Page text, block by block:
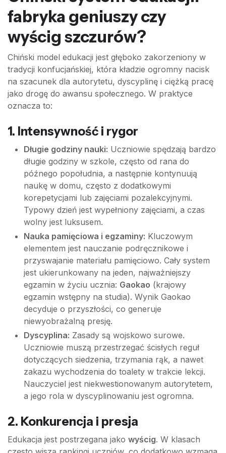
fabryka geniuszy czy
wyścig szczurów?
Chiński model edukacji jest głęboko zakorzeniony w
tradycji konfucjańskiej, która kładzie ogromny nacisk
na szacunek dla autorytetu, dyscyplinę i ciężką pracę
jako drogę do awansu społecznego. W praktyce
oznacza to:
1. Intensywność i rygor
Długie godziny nauki: Uczniowie spędzają bardzo
długie godziny w szkole, często od rana do
późnego popołudnia, a następnie kontynuują
naukę w domu, często z dodatkowymi
korepetycjami lub zajęciami pozalekcyjnymi.
Typowy dzień jest wypełniony zajęciami, a czas
wolny jest luksusem.
Nauka pamięciowa i egzaminy: Kluczowym
elementem jest nauczanie podręcznikowe i
przyswajanie materiału pamięciowo. Cały system
jest ukierunkowany na jeden, najważniejszy
egzamin w życiu ucznia: Gaokao (krajowy
egzamin wstępny na studia). Wynik Gaokao
decyduje o przyszłości, co generuje
niewyobrażalną presję.
Dyscyplina: Zasady są wojskowo surowe.
Uczniowie muszą przestrzegać ścisłych reguł
dotyczących siedzenia, trzymania rąk, a nawet
zakazu wychodzenia do toalety w trakcie lekcji.
Nauczyciel jest niekwestionowanym autorytetem,
a jego rola w dyscyplinowaniu jest ogromna.
2. Konkurencja i presja
Edukacja jest postrzegana jako wyścig. W klasach